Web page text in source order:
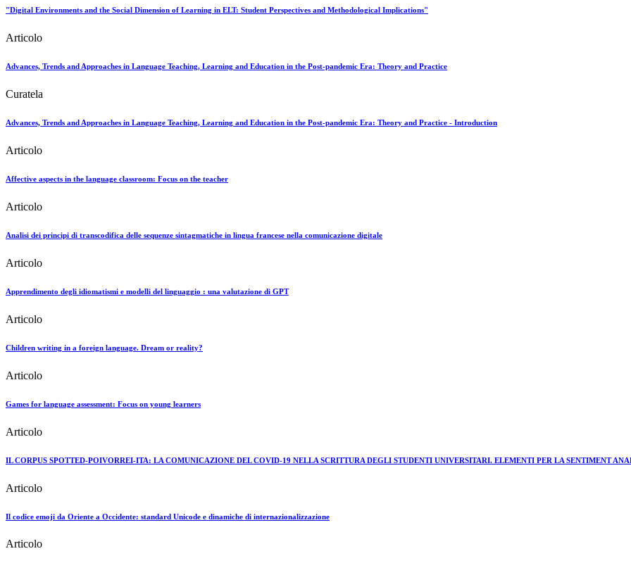
"Digital Environments and the Social Dimension of Learning in ELT: Student Perspectives and Methodological Implications"
Articolo
Advances, Trends and Approaches in Language Teaching, Learning and Education in the Post-pandemic Era: Theory and Practice
Curatela
Advances, Trends and Approaches in Language Teaching, Learning and Education in the Post-pandemic Era: Theory and Practice - Introduction
Articolo
Affective aspects in the language classroom: Focus on the teacher
Articolo
Analisi dei principi di transcodifica delle sequenze sintagmatiche in lingua francese nella comunicazione digitale
Articolo
Apprendimento degli idiomatismi e modelli del linguaggio : una valutazione di GPT
Articolo
Children writing in a foreign language. Dream or reality?
Articolo
Games for language assessment: Focus on young learners
Articolo
IL CORPUS SPOTTED-POIVORREI-ITA: LA COMUNICAZIONE DEL COVID-19 NELLA SCRITTURA DEGLI STUDENTI UNIVERSITARI. ELEMENTI PER LA SENTIMENT
Articolo
Il codice emoji da Oriente a Occidente: standard Unicode e dinamiche di internazionalizzazione
Articolo